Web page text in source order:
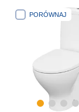
PORÓWNAJ